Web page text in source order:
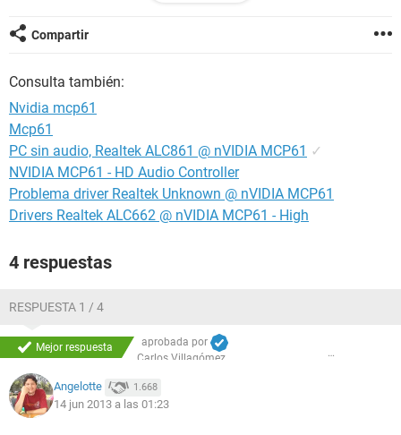
Compartir
Consulta también:
Nvidia mcp61
Mcp61
PC sin audio, Realtek ALC861 @ nVIDIA MCP61 ✓
NVIDIA MCP61 - HD Audio Controller
Problema driver Realtek Unknown @ nVIDIA MCP61
Drivers Realtek ALC662 @ nVIDIA MCP61 - High
4 respuestas
RESPUESTA 1 / 4
Mejor respuesta
aprobada por
Carlos Villagómez
Angelotte 1.668
14 jun 2013 a las 01:23